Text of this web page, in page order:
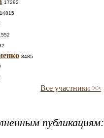
17292
14815
8485
Все участники >>
публикациям: